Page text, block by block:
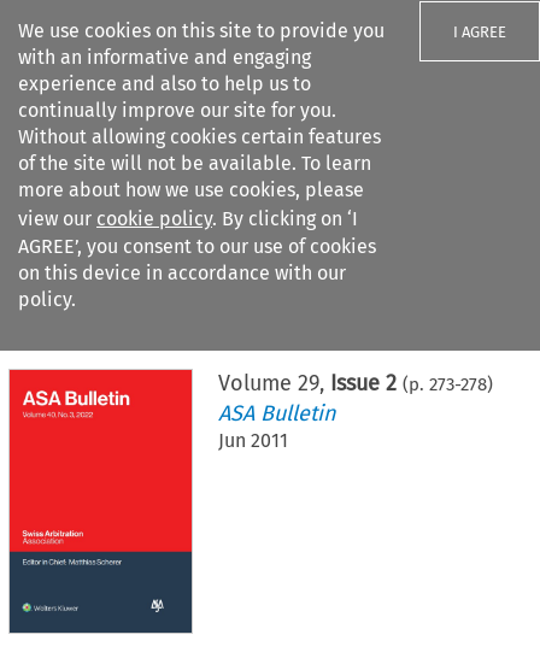
We use cookies on this site to provide you
with an informative and engaging
experience and also to help us to
continually improve our site for you.
Without allowing cookies certain features
of the site will not be available. To learn
more about how we use cookies, please
view our cookie policy. By clicking on ‘I
AGREE’, you consent to our use of cookies
on this device in accordance with our
policy.
I AGREE
Search filters
Citation search
Volume29, Issue 2 (p.273-278)
ASA Bulletin
Jun 2011